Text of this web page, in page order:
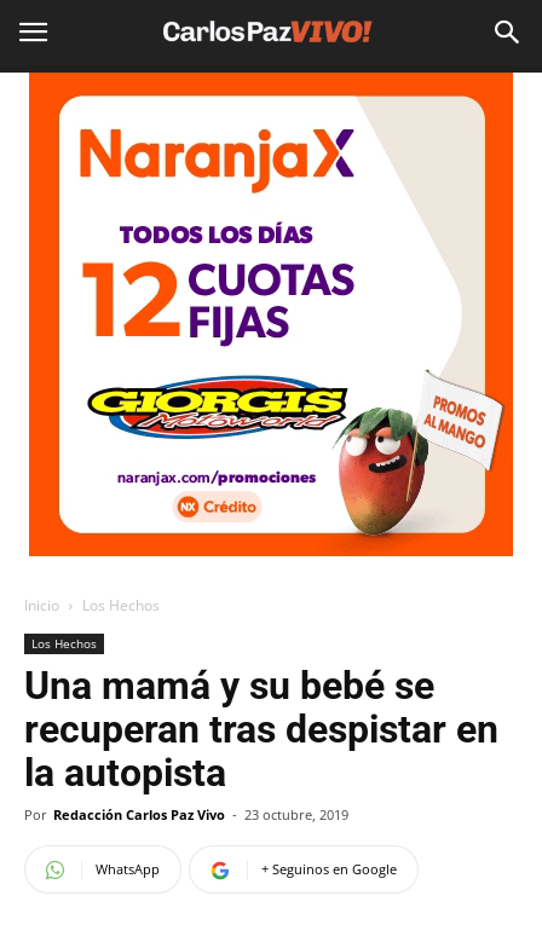
Inicio Los Hechos
Los Hechos
Una mamá y su bebé se
recuperan tras despistar en
la autopista
Por Redacción Carlos Paz Vivo - 23 octubre, 2019
WhatsApp + Seguinos en Google